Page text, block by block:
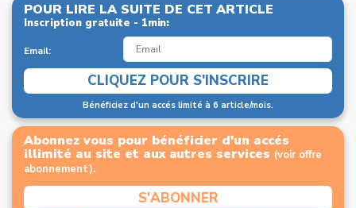
Abonnez vous pour bénéficier d'un accés
illimité au site et aux autres services (voir offre
abonnement).
S'ABONNER
POUR LIRE LA SUITE DE CET ARTICLE
Inscription gratuite - 1min:
Email:
CLIQUEZ POUR S'INSCRIRE
Bénéficiez d'un accés limité à 6 article/mois.